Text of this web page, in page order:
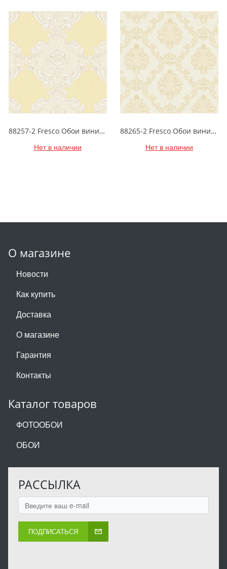
88257-2 Fresco Обои виниловые на бумажной основе 1.06*15.6
Нет в наличии
88265-2 Fresco Обои виниловые на бумажной основе 1.06*15.6
Нет в наличии
О магазине
Новости
Как купить
Доставка
О магазине
Гарантия
Контакты
Каталог товаров
ФОТООБОИ
ОБОИ
РАССЫЛКА
ПОДПИСАТЬСЯ